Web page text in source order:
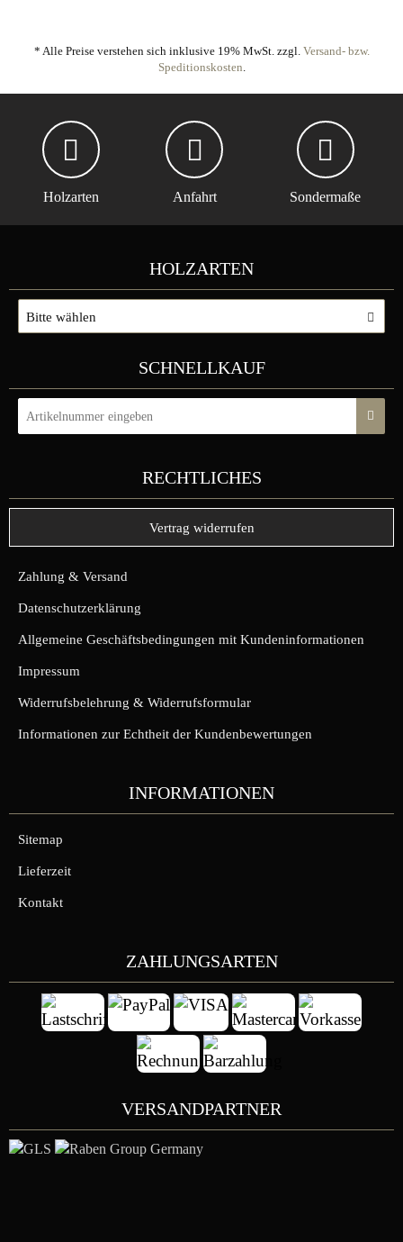
* Alle Preise verstehen sich inklusive 19% MwSt. zzgl. Versand- bzw.
Speditionskosten.
Holzarten Anfahrt Sondermaße
HOLZARTEN
Bitte wählen
SCHNELLKAUF
RECHTLICHES
Vertrag widerrufen
Zahlung & Versand
Datenschutzerklärung
Allgemeine Geschäftsbedingungen mit Kundeninformationen
Impressum
Widerrufsbelehrung & Widerrufsformular
Informationen zur Echtheit der Kundenbewertungen
INFORMATIONEN
Sitemap
Lieferzeit
Kontakt
ZAHLUNGSARTEN
VERSANDPARTNER